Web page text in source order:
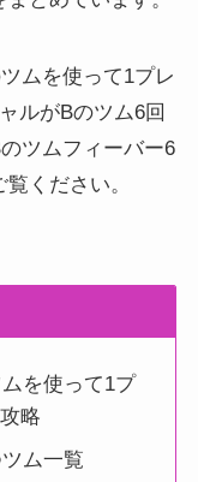
ムを使って1プレ
ルがBのツム6回
ツムフィーバー6
ください。
を使って1プ
略
ム一覧